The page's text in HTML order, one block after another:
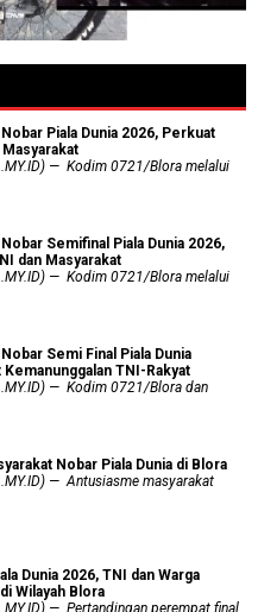
Piala Dunia 2026, Perkuat
— Kodim 0721/Blora melalui
Semifinal Piala Dunia 2026,
dan Masyarakat
— Kodim 0721/Blora melalui
Semi Final Piala Dunia
TNI-Rakyat
— Kodim 0721/Blora dan
Nobar Piala Dunia di Blora
— Antusiasme masyarakat
Dunia 2026, TNI dan Warga
Wilayah Blora
— Pertandingan perempat final